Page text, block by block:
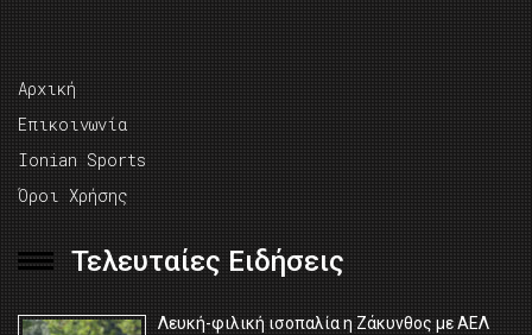
Αρχική
Επικοινωνία
Ionian Sports
Όροι Χρήσης
Τελευταίες Ειδήσεις
Λευκή-φιλική ισοπαλία η Ζάκυνθος με ΑΕΛ